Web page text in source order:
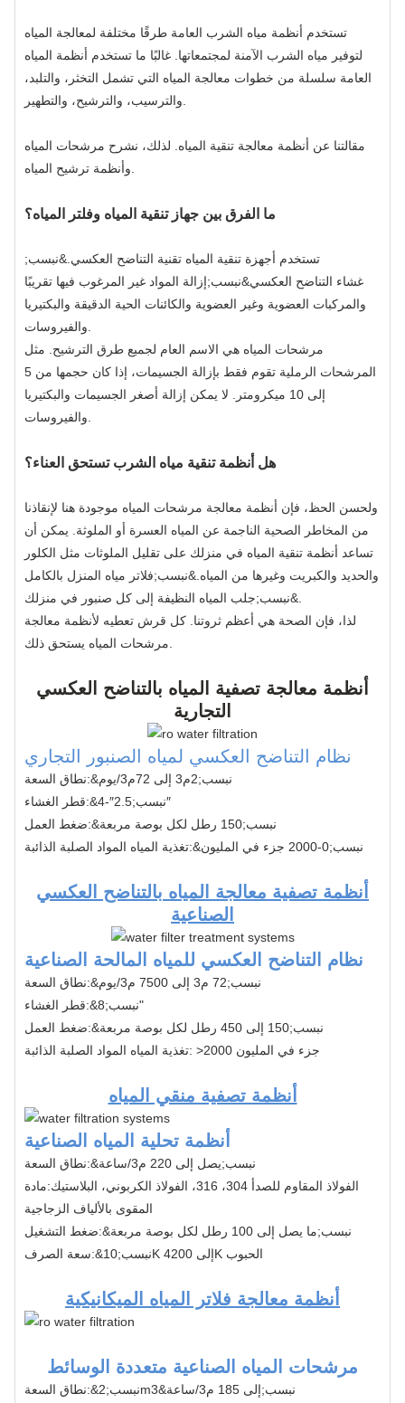
تستخدم أنظمة مياه الشرب العامة طرقًا مختلفة لمعالجة المياه
لتوفير مياه الشرب الآمنة لمجتمعاتها. غالبًا ما تستخدم أنظمة المياه
العامة سلسلة من خطوات معالجة المياه التي تشمل التخثر، والتلبد،
مقالتنا عن أنظمة معالجة تنقية المياه. لذلك، نشرح مرشحات المياه
ما الفرق بين جهاز تنقية المياه وفلتر المياه؟
تستخدم أجهزة تنقية المياه تقنية التناضح العكسي.&نبسب;
غشاء التناضح العكسي&نبسب;إزالة المواد غير المرغوب فيها تقريبًا
والمركبات العضوية وغير العضوية والكائنات الحية الدقيقة والبكتيريا
مرشحات المياه هي الاسم العام لجميع طرق الترشيح. مثل
المرشحات الرملية تقوم فقط بإزالة الجسيمات، إذا كان حجمها من 5
إلى 10 ميكرومتر. لا يمكن إزالة أصغر الجسيمات والبكتيريا
هل أنظمة تنقية مياه الشرب تستحق العناء؟
ولحسن الحظ، فإن أنظمة معالجة مرشحات المياه موجودة هنا لإنقاذنا
من المخاطر الصحية الناجمة عن المياه العسرة أو الملوثة. يمكن أن
تساعد أنظمة تنقية المياه في منزلك على تقليل الملوثات مثل الكلور
والحديد والكبريت وغيرها من المياه.&نبسب;فلاتر مياه المنزل بالكامل
لذا، فإن الصحة هي أعظم ثروتنا. كل قرش تعطيه لأنظمة معالجة
أنظمة معالجة تصفية المياه بالتناضح العكسي
التجارية
نظام التناضح العكسي لمياه الصنبور التجاري
نطاق السعة:
&نبسب;2م3 إلى 72م3/يوم
قطر الغشاء:
&نبسب;2.5″-4″
ضغط العمل:
&نبسب;150 رطل لكل بوصة مربعة
تغذية المياه المواد الصلبة الذائبة:
&نبسب;0-2000 جزء في المليون
أنظمة تصفية معالجة المياه بالتناضح العكسي
الصناعية
نظام التناضح العكسي للمياه المالحة الصناعية
نطاق السعة:
&نبسب;72 م3 إلى 7500 م3/يوم
قطر الغشاء:
&نبسب;8"
ضغط العمل:
&نبسب;150 إلى 450 رطل لكل بوصة مربعة
تغذية المياه المواد الصلبة الذائبة:
>2000 جزء في المليون
أنظمة تصفية منقي المياه
أنظمة تحلية المياه الصناعية
نطاق السعة: &نبسب;يصل إلى 220 م 3/ساعة
مادة:الفولاذ المقاوم للصدأ 304، 316، الفولاذ الكربوني، البلاستيك
المقوى بالألياف الزجاجية
ضغط التشغيل:
&نبسب;ما يصل إلى 100 رطل لكل بوصة مربعة
سعة الصرف:
&نبسب;10K إلى 4200K الحبوب
أنظمة معالجة فلاتر المياه الميكانيكية
مرشحات المياه الصناعية متعددة الوسائط
نطاق السعة: &نبسب;2m3 &نبسب;إلى 185 م 3/ساعة